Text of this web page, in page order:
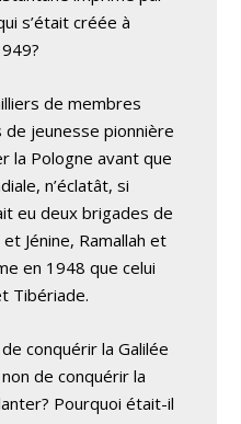
s’était créée à
de membres
jeunesse pionnière
la Pologne avant que
n’éclatât, si
eu deux brigades de
Jénine, Ramallah et
en 1948 que celui
Tibériade.
conquérir la Galilée
de conquérir la
Pourquoi était-il